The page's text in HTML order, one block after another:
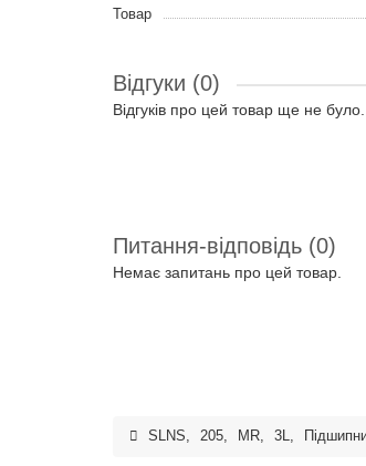
Товар
Відгуки (0)
Відгуків про цей товар ще не було.
Питання-відповідь (0)
Немає запитань про цей товар.
SLNS, 205, MR, 3L,